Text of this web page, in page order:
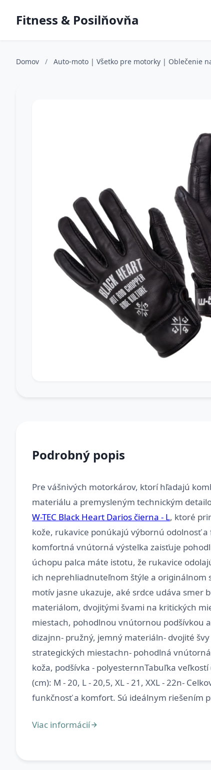
Fitness & Posilňovňa
Domov / Auto-moto | Všetko pre motorky | Oblečenie
Podrobný popis
Pre vášnivých motorkárov, ktorí hľadajú
materiálu a premysleným technickým
W-TEC Black Heart Darios čierna - L, ktoré
kože, rukavice ponúkajú výbornú odolnosť
komfortná vnútorná výstelka zaisťuje
úchopu palca máte istotu, že rukavice
ich neprehliadnuteľnom štýle a originálnom
motív jasne ukazuje, aké srdce udáva
materiálom, dvojitými švami na kritických
miestach, pohodlnou vnútornou podšívkou
dizajnn- pružný, jemný materiáln- dvojité
strategických miestachn- pohodlná
koža, podšívka - polyesternnTabuľka veľkostí
(cm): M - 20, L - 20,5, XL - 21, XXL - 22n-